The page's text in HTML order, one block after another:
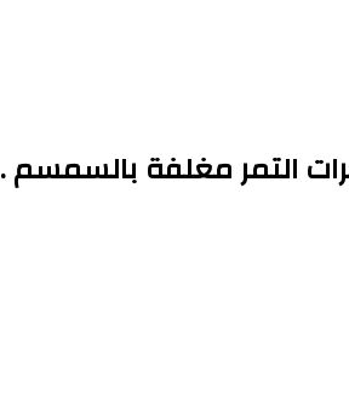
التمر مغلفة بالسمسم .